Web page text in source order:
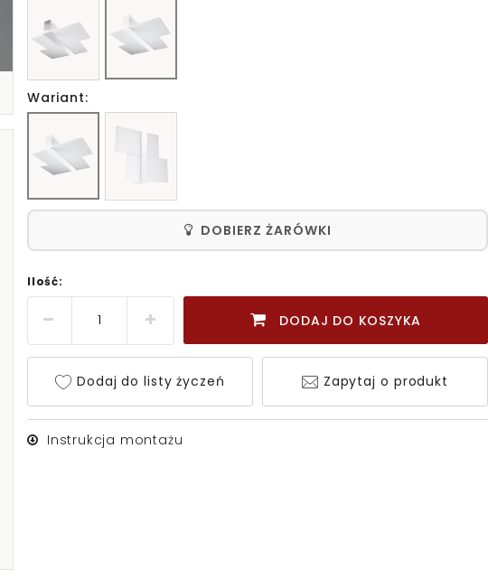
Wariant:
DOBIERZ ŻARÓWKI
Ilość:
DODAJ DO KOSZYKA
Dodaj do listy życzeń Zapytaj o produkt
Instrukcja montażu